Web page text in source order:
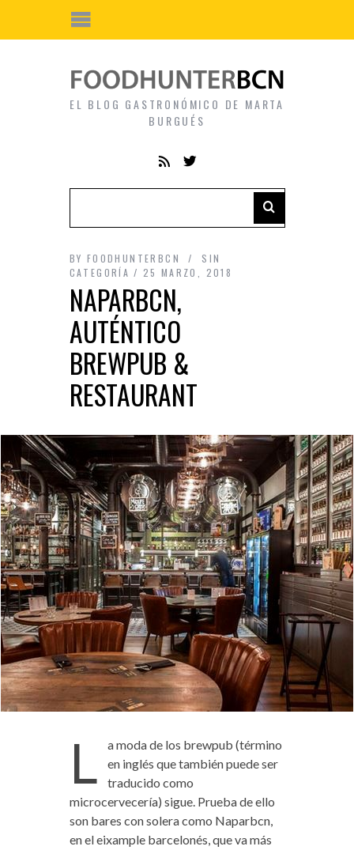
EL BLOG GASTRONÓMICO DE MARTA
BURGUÉS
BY FOODHUNTERBCN
SIN
CATEGORÍA
25 MARZO, 2018
NAPARBCN,
AUTÉNTICO
BREWPUB &
RESTAURANT
L a moda de los brewpub (término
en inglés que también puede ser
traducido como
microcervecería) sigue. Prueba de ello
son bares con solera como Naparbcn,
en el eixample barcelonés, que va más